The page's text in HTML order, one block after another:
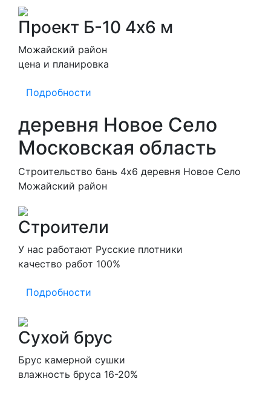
Проект Б-10 4х6 м
Можайский район
цена и планировка
Подробности
деревня Новое Село
Московская область
Строительство бань 4х6 деревня Новое Село
Можайский район
Строители
У нас работают Русские плотники
качество работ 100%
Подробности
Сухой брус
Брус камерной сушки
влажность бруса 16-20%